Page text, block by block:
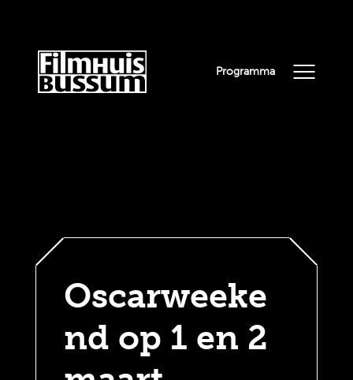
Programma
Oscarweeke
nd op 1 en 2